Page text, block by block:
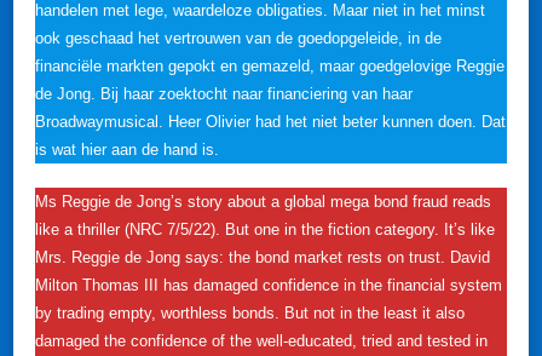
handelen met lege, waardeloze obligaties. Maar niet in het minst
ook geschaad het vertrouwen van de goedopgeleide, in de
financiële markten gepokt en gemazeld, maar goedgelovige Reggie
de Jong. Bij haar zoektocht naar financiering van haar
Broadwaymusical. Heer Olivier had het niet beter kunnen doen. Dat
is wat hier aan de hand is.
Ms Reggie de Jong’s story about a global mega bond fraud reads
like a thriller (NRC 7/5/22). But one in the fiction category. It’s like
Mrs. Reggie de Jong says: the bond market rests on trust. David
Milton Thomas III has damaged confidence in the financial system
by trading empty, worthless bonds. But not in the least it also
damaged the confidence of the well-educated, tried and tested in